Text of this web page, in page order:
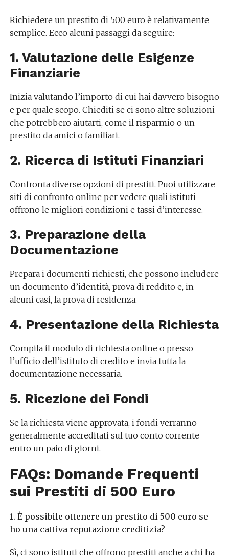
Richiedere un prestito di 500 euro è relativamente
semplice. Ecco alcuni passaggi da seguire:
1. Valutazione delle Esigenze
Finanziarie
Inizia valutando l’importo di cui hai davvero bisogno
e per quale scopo. Chiediti se ci sono altre soluzioni
che potrebbero aiutarti, come il risparmio o un
prestito da amici o familiari.
2. Ricerca di Istituti Finanziari
Confronta diverse opzioni di prestiti. Puoi utilizzare
siti di confronto online per vedere quali istituti
offrono le migliori condizioni e tassi d’interesse.
3. Preparazione della
Documentazione
Prepara i documenti richiesti, che possono includere
un documento d’identità, prova di reddito e, in
alcuni casi, la prova di residenza.
4. Presentazione della Richiesta
Compila il modulo di richiesta online o presso
l’ufficio dell’istituto di credito e invia tutta la
documentazione necessaria.
5. Ricezione dei Fondi
Se la richiesta viene approvata, i fondi verranno
generalmente accreditati sul tuo conto corrente
entro un paio di giorni.
FAQs: Domande Frequenti
sui Prestiti di 500 Euro
1. È possibile ottenere un prestito di 500 euro se
ho una cattiva reputazione creditizia?
Sì, ci sono istituti che offrono prestiti anche a chi ha